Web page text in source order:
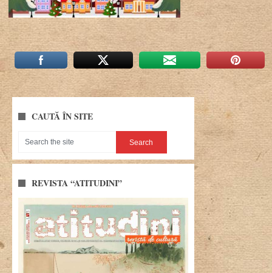
CAUTĂ ÎN SITE
REVISTA “ATITUDINI”